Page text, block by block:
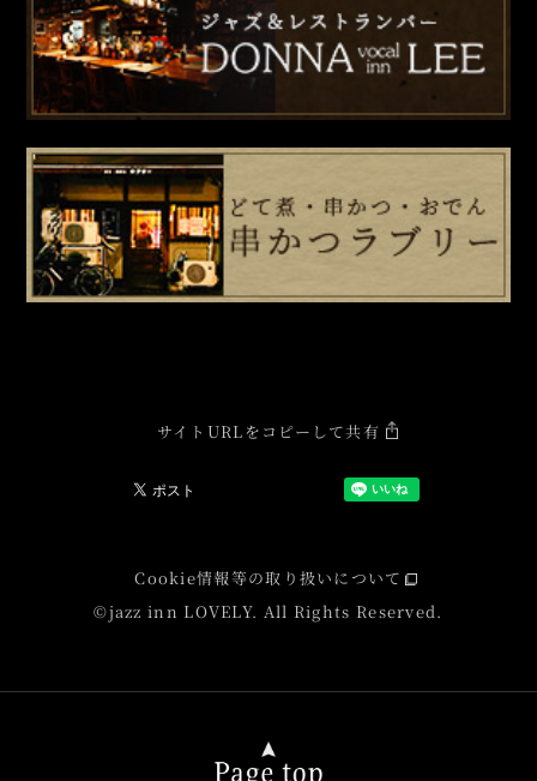
サイトURLをコピーして共有
Cookie情報等の取り扱いについて
©jazz inn LOVELY. All Rights Reserved.